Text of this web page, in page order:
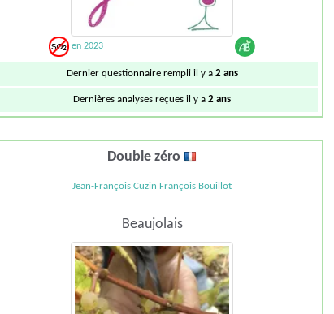
en 2023
Dernier questionnaire rempli il y a 2 ans
Dernières analyses reçues il y a 2 ans
Double zéro
Jean-François Cuzin François Bouillot
Beaujolais